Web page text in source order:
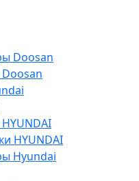
Doosan
HYUNDAI
Hyundai